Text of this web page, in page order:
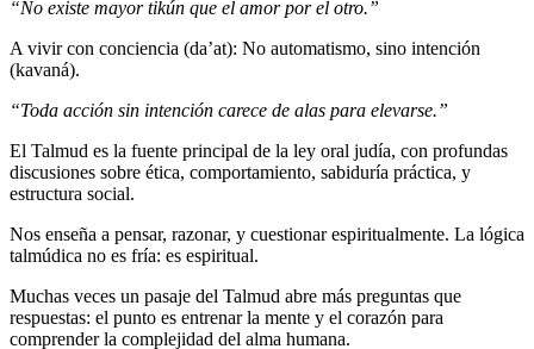
“No existe mayor tikún que el amor por el otro.”
A vivir con conciencia (da’at): No automatismo, sino intención
(kavaná).
“Toda acción sin intención carece de alas para elevarse.”
El Talmud es la fuente principal de la ley oral judía, con profundas
discusiones sobre ética, comportamiento, sabiduría práctica, y
estructura social.
Nos enseña a pensar, razonar, y cuestionar espiritualmente. La lógica
talmúdica no es fría: es espiritual.
Muchas veces un pasaje del Talmud abre más preguntas que
respuestas: el punto es entrenar la mente y el corazón para
comprender la complejidad del alma humana.